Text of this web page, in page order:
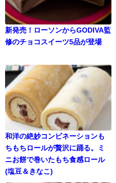
新発売！ローソンからGODIVA監
修のチョコスイーツ5品が登場
和洋の絶妙コンビネーションも
ちもちロールが贅沢に踊る。ミ
ニお餅で巻いたもち食感ロール
(塩豆＆きなこ)